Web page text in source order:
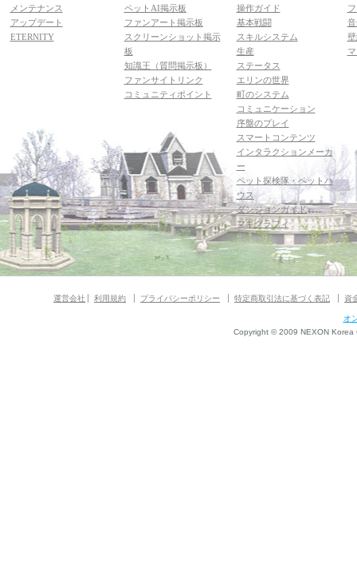
メンテナンス
アップデート
ETERNITY
ペットAI掲示板
ファンアート掲示板
スクリーンショット掲示
板
知識王（質問掲示板）
ファンサイトリンク
コミュニティポイント
操作ガイド
基本戦闘
スキルシステム
生産
ステータス
エリンの世界
町のシステム
コミュニケーション
序盤のプレイ
スマートコンテンツ
インタラクションメーカ
ー
ペット探検隊・ペットハ
ウス
ダンジョンガイド
マギグラフィ
運営会社 利用規約 プライバシーポリシー 特定商取引法に基づく表記 資
オ
Copyright © 2009 NEXON Korea